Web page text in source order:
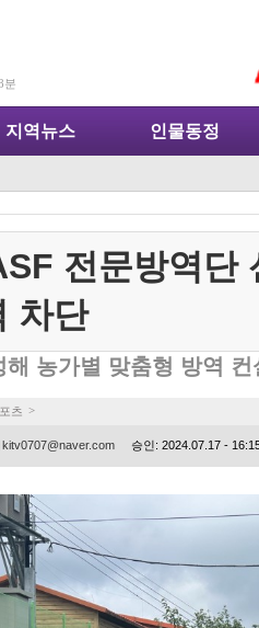
분
지역뉴스 인물동정
전문방역단
차단
농가별 맞춤형 방역 컨
츠 >
kitv0707@naver.com 승인: 2024.07.17 -